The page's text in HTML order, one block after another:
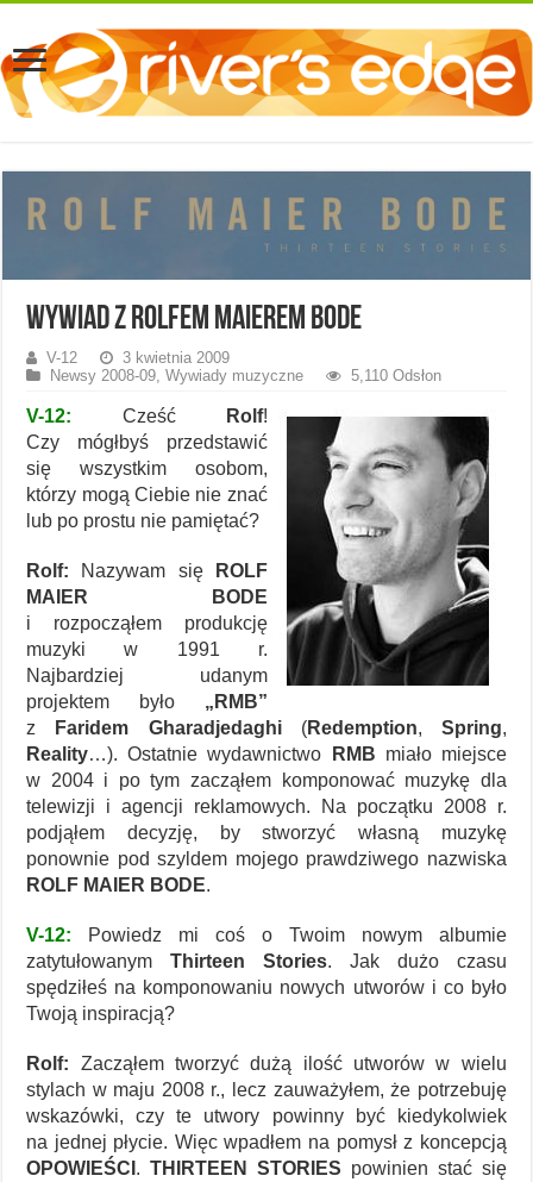
Wywiad z Rolfem Maierem Bode
V-12
3 kwietnia 2009
Newsy 2008-09 ,Wywiady muzyczne 5,110 Odsłon
V-12: Cześć Rolf!
Czy mógłbyś przedstawić
się wszystkim osobom,
którzy mogą Ciebie nie znać
lub po prostu nie pamiętać?
Rolf: Nazywam się
ROLF
MAIER BODE
i rozpocząłem produkcję
muzyki w 1991 r.
Najbardziej udanym
projektem było „RMB”
z
Faridem Gharadjedaghi(Redemption, Spring,
Reality…). Ostatnie wydawnictwo RMB miało miejsce
w 2004 i po tym zacząłem komponować muzykę dla
telewizji i agencji reklamowych. Na początku 2008 r.
podjąłem decyzję, by stworzyć własną muzykę
ponownie pod szyldem mojego prawdziwego nazwiska
ROLF MAIER BODE.
V-12:
Powiedz mi coś o Twoim nowym albumie
zatytułowanymThirteen Stories. Jak dużo czasu
spędziłeś na komponowaniu nowych utworów i co było
Twoją inspiracją?
Rolf: Zacząłem tworzyć dużą ilość utworów w wielu
stylach w maju 2008 r., lecz zauważyłem, że potrzebuję
wskazówki, czy te utwory powinny być kiedykolwiek
na jednej płycie. Więc wpadłem na pomysł z koncepcją
OPOWIEŚCI .THIRTEEN STORIES powinien stać się